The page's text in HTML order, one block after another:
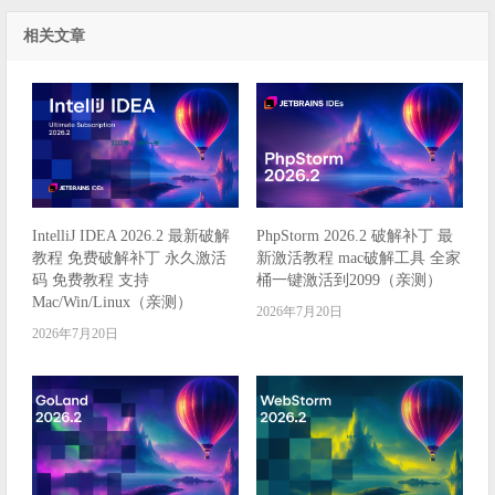
相关文章
IntelliJ IDEA 2026.2 最新破解
教程 免费破解补丁 永久激活
码 免费教程 支持
Mac/Win/Linux（亲测）
2026年7月20日
PhpStorm 2026.2 破解补丁 最
新激活教程 mac破解工具 全家
桶一键激活到2099（亲测）
2026年7月20日